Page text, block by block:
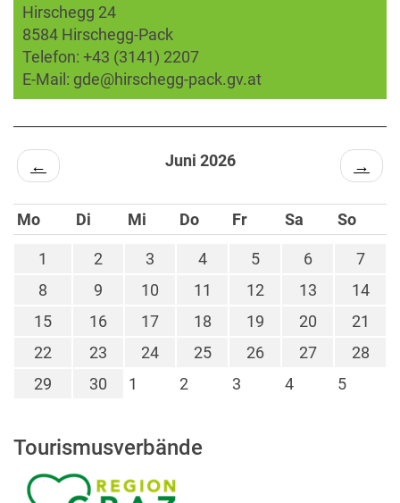
Hirschegg 24
8584 Hirschegg-Pack
Telefon: +43 (3141) 2207
E-Mail: gde@hirschegg-pack.gv.at
← Juni 2026 →
Mo Di Mi Do Fr Sa So
1 2 3 4 5 6
7
8
9 10 11 12 13
14
15
16 17 18 19 20
21
22
23 24 25 26 27
28
29
30 1 2 3 4 5
Tourismusverbände